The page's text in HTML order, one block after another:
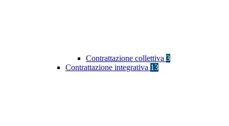
Contrattazione collettiva 3
Contrattazione integrativa 13